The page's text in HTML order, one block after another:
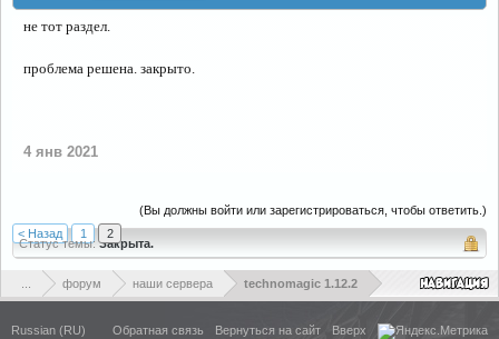
не тот раздел.
проблема решена. закрыто.
4 янв 2021
(Вы должны войти или зарегистрироваться, чтобы ответить.)
< Назад
1 2
Статус темы: Закрыта.
форум наши сервера technomagic 1.12.2
Russian (RU) Обратная связь Вернуться на сайт Вверх